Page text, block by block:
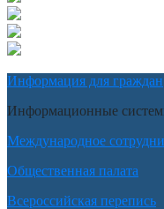
Информация для граждан
Информационные
Международное
Общественная палата
Всероссийская перепись